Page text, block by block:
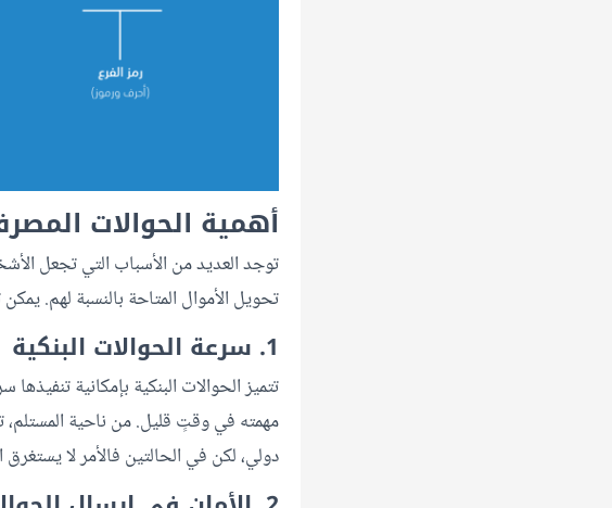
أهمية الحوالات
توجد العديد من الأسباب التي تجعل
تحويل الأموال المتاحة بالنسبة لهم.
1. سرعة الحوالات البنكية
تتميز الحوالات البنكية بإمكانية
مهمته في وقتٍ قليل. من ناحية المستلم،
دولي، لكن في الحالتين فالأمر لا